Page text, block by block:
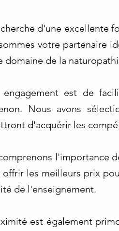
d'une excellente
votre partenaire
domaine de la
engagement est de
Nous avons
d'acquérir les
l'importance
offrir les meilleurs prix
de l'enseignement.
est également